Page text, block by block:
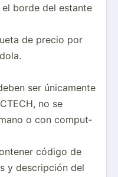
borde del estante
de precio por
ser únicamente
no se
o con comput­
código de
y descri­pción del